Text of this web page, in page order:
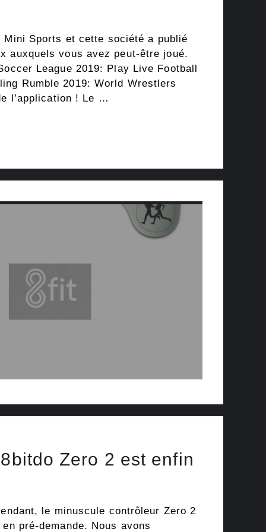
Mini Sports et cette société a publié
auxquels vous avez peut-être joué.
League 2019: Play Live Football
Rumble 2019: World Wrestlers
l’application ! Le …
Zero 2 est enfin
le minuscule contrôleur Zero 2
pré-demande. Nous avons